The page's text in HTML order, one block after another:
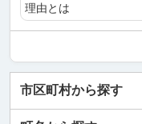
理由とは
市区町村から探す